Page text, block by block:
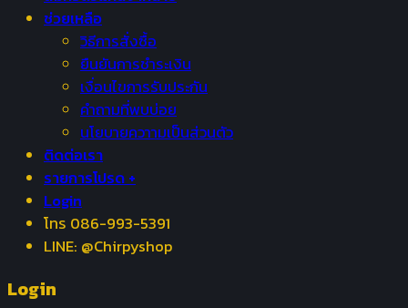
ช่วยเหลือ
วิธีการสั่งซื้อ
ยืนยันการชำระเงิน
เงื่อนไขการรับประกัน
คำถามที่พบบ่อย
นโยบายควาามเป็นส่วนตัว
ติดต่อเรา
รายการโปรด +
Login
โทร 086-993-5391
LINE: @Chirpyshop
Login